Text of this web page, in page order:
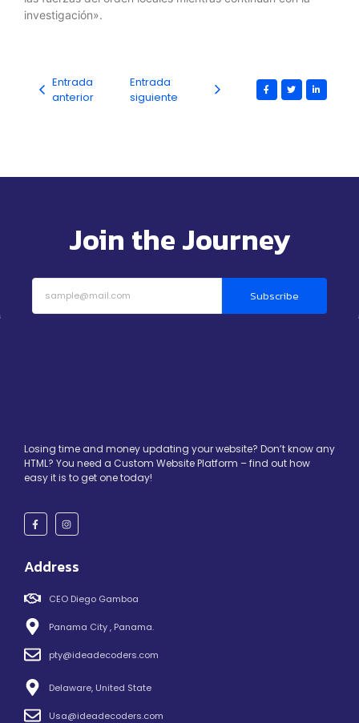
investigación».
Entrada
anterior
Entrada
siguiente
Join the Journey
Subscribe
Losing time and money updating your website? Don’t know any
HTML? You need a Custom Website Platform – find out how
easy it is to get one today!
Address
CEO Diego Gamboa
Panama City , Panama.
pty@ideadecoders.com
Delaware, United State
Usa@ideadecoders.com